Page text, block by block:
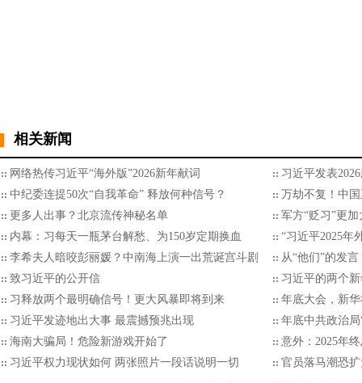
相关新闻
网络热传习近平“海外版”2026新年献词
习近平发表
中纪委连提50次“自我革命” 释放何种信号？
万劫不复！中
更多人出事？北京流传神秘名单
军方“贬习”更加
内幕：习每天一瓶茅台解愁、为150岁定期换血
“习近平2025年
李希夫人暗咬彭丽媛？中南海上演一出荒诞宫斗剧
从“他们”的发
致习近平的公开信
习近平的两个
习释放两个最明确信号！更大风暴即将到来
年底大会，新
习近平发迹地出大事 最震撼预兆出现
年底中共政治
海南大骗局！危险新游戏开始了
意外：2025年
习近平权力现状如何 两张照片一段话说明一切
官员落马潮恐